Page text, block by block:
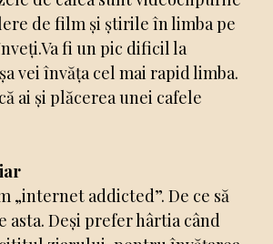
de film și știrile în limba pe
fi un pic dificil la
vei învăța cel mai rapid limba.
ai și plăcerea unei cafele
„internet addicted”. De ce să
asta. Deși prefer hârtia când